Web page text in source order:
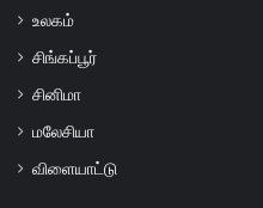
உலகம்
சிங்கப்பூர்
சினிமா
மலேசியா
விளையாட்டு